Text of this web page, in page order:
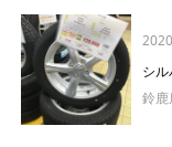
シ
鈴鹿